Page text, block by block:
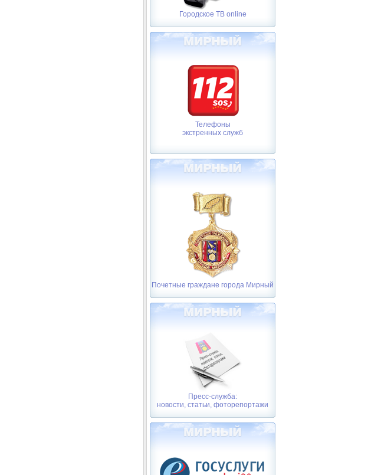
Городское ТВ online
Телефоны
экстренных служб
Почетные граждане города Мирный
Пресс-служба:
новости, статьи, фоторепортажи